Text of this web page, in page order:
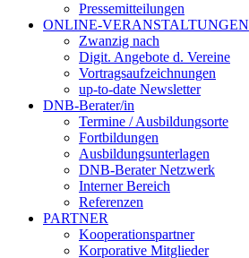
Pressemitteilungen
ONLINE-VERANSTALTUNGEN
Zwanzig nach
Digit. Angebote d. Vereine
Vortragsaufzeichnungen
up-to-date Newsletter
DNB-Berater/in
Termine / Ausbildungsorte
Fortbildungen
Ausbildungsunterlagen
DNB-Berater Netzwerk
Interner Bereich
Referenzen
PARTNER
Kooperationspartner
Korporative Mitglieder